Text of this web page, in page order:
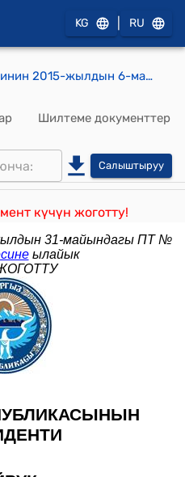
KG RU
КР Президентинин 2015-жылдын 6-майындагы № 103 (Кыргыз Республикасынын Президенти А.Ш. Атамбаевдин Россия Федерациясына иш сапарын ишке ашыруу максатында Кыргыз Республикасынын делегациясынын курамын бекитүү жөнүндө) буйругу
Шилтеме документтер
Салыштыруу
күчүн жоготту!